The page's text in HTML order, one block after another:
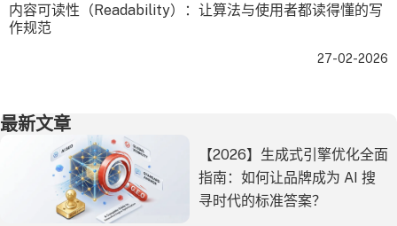
内容可读性（Readability）：让算法与使用者都读得懂的写
作规范
27-02-2026
最新文章
【2026】生成式引擎优化全面
指南：如何让品牌成为 AI 搜
寻时代的标准答案？